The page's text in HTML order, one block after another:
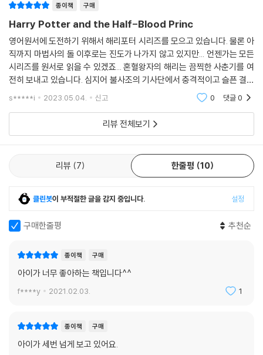
종이책 구매
Harry Potter and the Half-Blood Princ
영어원서에 도전하기 위해서 해리포터 시리즈를 모으고 있습니다. 물론 아
직까지 마법사의 돌 이후로는 진도가 나가지 않고 있지만... 언젠가는 모든
시리즈를 원서로 읽을 수 있겠죠... 혼혈왕자의 해리는 끔찍한 사춘기를 여
전히 보내고 있습니다. 심지어 불사조의 기사단에서 충격적이고 슬픈 결말
이후에도 해리의 삶은 계속되고, 상황은 점점 더 악화됩니다. 혼혈왕자에
s*****i 2023.05.04. 신고 0 댓글0
리뷰 전체보기
리뷰 7 한줄평 10
클린봇이 부적절한 글을 감지 중입니다. 설정
구매한줄평 추천순
종이책 구매
아이가 너무 좋아하는 책입니다^^
f****y 2021.02.03. 1
종이책 구매
아이가 세번 넘게 보고 있어요.